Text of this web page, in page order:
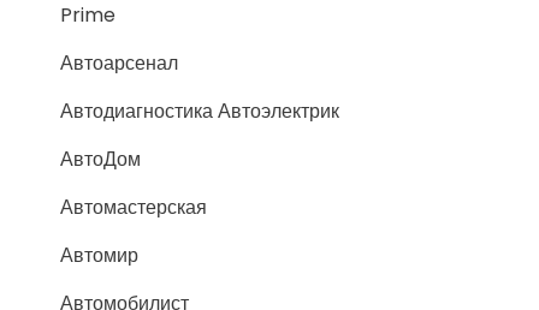
Prime
Автоарсенал
Автодиагностика Автоэлектрик
АвтоДом
Автомастерская
Автомир
Автомобилист